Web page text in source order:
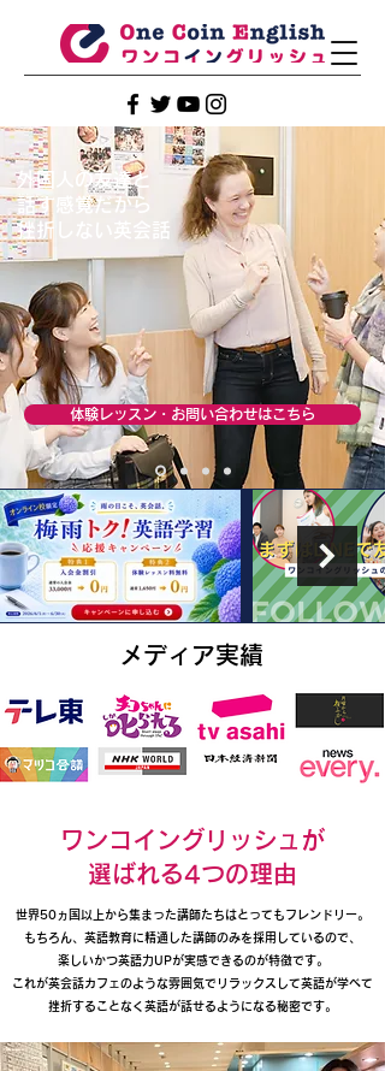
外国人の友達と
話す感覚だから
挫折しない英会話
体験レッスン・お問い合わせはこちら
Read More
メディア実績
ワンコイングリッシュが
​選ばれる4つの理由
世界50ヵ国以上から集まった講師たちはとってもフレンドリー。
もちろん、英語教育に精通した講師のみを採用しているので、
楽しいかつ英語力UPが実感できるのが特徴です。
これが英会話カフェのような雰囲気でリラックスして英語が学べて
挫折することなく英語が話せるようになる秘密です。